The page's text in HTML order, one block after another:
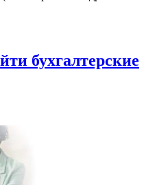
бухгалтерские